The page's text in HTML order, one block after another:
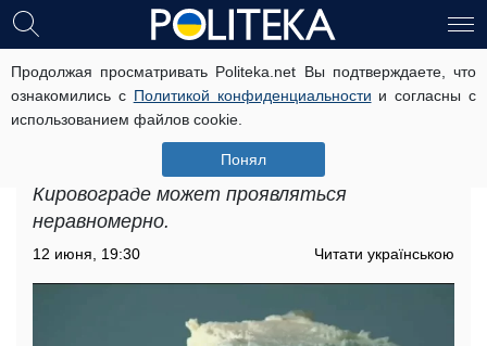
Продолжая просматривать Politeka.net Вы подтверждаете, что
ознакомились с Политикой конфиденциальности и согласны с
использованием файлов cookie.
Понял
Дефицит молочных продуктов в
Кировоградской области: проблема
начала обостряться
Дефицит молочных продуктов в
Кировограде может проявляться
неравномерно.
12 июня, 19:30 Читати українською